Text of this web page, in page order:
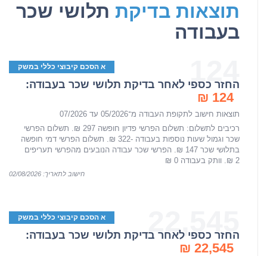
תוצאות בדיקת תלושי שכר
בעבודה
א הסכם קיבוצי כללי במשק
החזר כספי לאחר בדיקת תלושי שכר בעבודה:
124 ₪
תוצאות חישוב לתקופת העבודה מ־05/2026 עד 07/2026
רכיבים לתשלום: תשלום הפרשי פדיון חופשה 297 ₪. תשלום הפרשי
שכר וגמול שעות נוספות בעבודה -322 ₪. תשלום הפרשי דמי חופשה
בתלושי שכר 147 ₪. הפרשי שכר עבודה הנובעים מהפרשי תעריפים
2 ₪. וותק בעבודה 0 ₪
חישוב לתאריך: 02/08/2026
22,545 א הסכם קיבוצי כללי במשק
החזר כספי לאחר בדיקת תלושי שכר בעבודה:
22,545 ₪